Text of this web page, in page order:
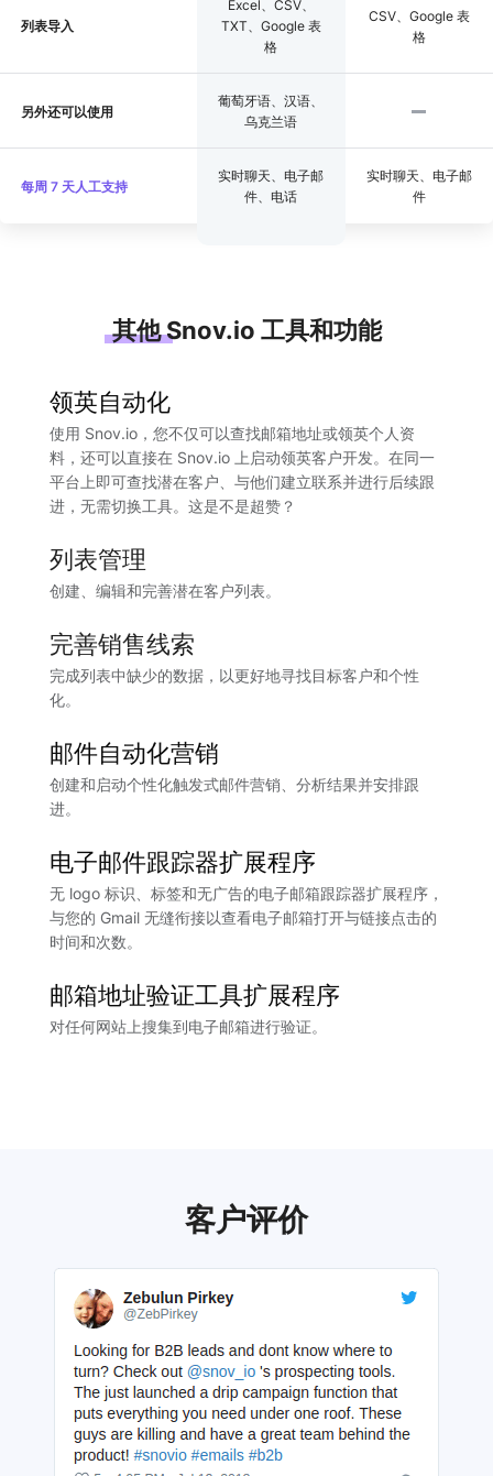
列表导入
Excel、CSV、
TXT、Google 表
格
CSV、Google 表
格
另外还可以使用
葡萄牙语、汉语、
乌克兰语
每周 7 天人工支持
实时聊天、电子邮
件、电话
实时聊天、电子邮
件
其他 Snov.io 工具和功能
领英自动化
使用 Snov.io，您不仅可以查找邮箱地址或领英个人资
料，还可以直接在 Snov.io 上启动领英客户开发。在同一
平台上即可查找潜在客户、与他们建立联系并进行后续跟
进，无需切换工具。这是不是超赞？
列表管理
创建、编辑和完善潜在客户列表。
完善销售线索
完成列表中缺少的数据，以更好地寻找目标客户和个性
化。
邮件自动化营销
创建和启动个性化触发式邮件营销、分析结果并安排跟
进。
电子邮件跟踪器扩展程序
无 logo 标识、标签和无广告的电子邮箱跟踪器扩展程序，
与您的 Gmail 无缝衔接以查看电子邮箱打开与链接点击的
时间和次数。
邮箱地址验证工具扩展程序
对任何网站上搜集到电子邮箱进行验证。
客户评价